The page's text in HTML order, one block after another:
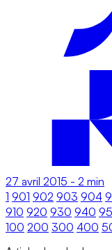
27 avril 2015 - 2 min
1 901 902 903 904
910 920 930 940
100 200 300 400